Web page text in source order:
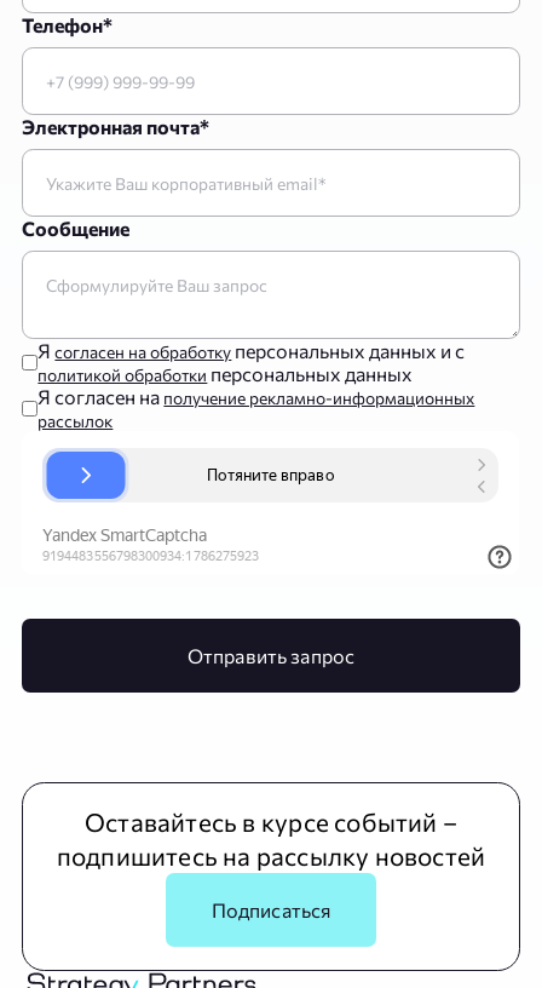
Телефон*
Электронная почта*
Сообщение
Ясогласен на обработку персональных данных и с
политикой обработки персональных данных
Я согласен на получение рекламно-информационных
рассылок
Отправить запрос
Оставайтесь в курсе событий –
подпишитесь на рассылку новостей
Подписаться